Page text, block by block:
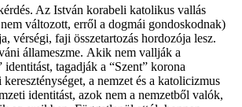
Az István korabeli katolikus vallás
változott, erről a dogmái gondoskodnak)
vérségi, faji összetartozás hordozója lesz.
állameszme. Akik nem vallják a
identitást, tagadják a “Szent” korona
a nemzet és a katolicizmus
identitást, azok nem a nemzetből valók,